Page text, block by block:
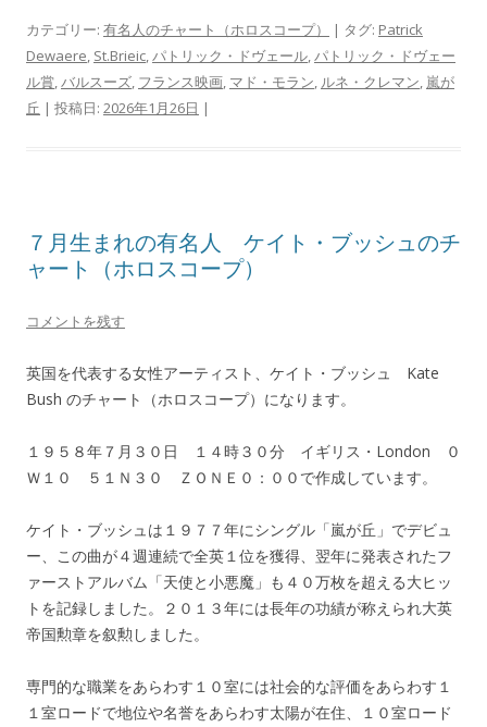
カテゴリー: 有名人のチャート（ホロスコープ） | タグ: Patrick
Dewaere, St.Brieic,パトリック・ドヴェール,パトリック・ドヴェー
ル賞,バルスーズ, フランス映画, マド・モラン, ルネ・クレマン, 嵐が
丘 | 投稿日: 2026年1月26日 |
７月生まれの有名人 ケイト・ブッシュのチ
ャート（ホロスコープ）
コメントを残す
英国を代表する女性アーティスト、ケイト・ブッシュ Kate
Bush のチャート（ホロスコープ）になります。
１９５８年７月３０日 １４時３０分 イギリス・London ０
Ｗ１０ ５１Ｎ３０ ＺＯＮＥ０：００で作成しています。
ケイト・ブッシュは１９７７年にシングル「嵐が丘」でデビュ
ー、この曲が４週連続で全英１位を獲得、翌年に発表されたフ
ァーストアルバム「天使と小悪魔」も４０万枚を超える大ヒッ
トを記録しました。２０１３年には長年の功績が称えられ大英
帝国勲章を叙勲しました。
専門的な職業をあらわす１０室には社会的な評価をあらわす１
１室ロードで地位や名誉をあらわす太陽が在住、１０室ロード